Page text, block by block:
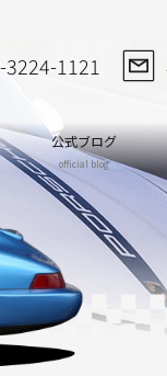
公式ブログ
official blog
3224-1121